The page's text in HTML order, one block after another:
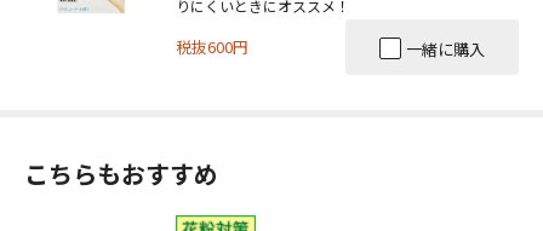
りにくいときにオススメ！
税抜600円 一緒に購入
こちらもおすすめ